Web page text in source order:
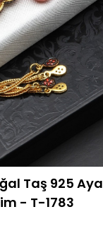
Taş 925
- T-1783